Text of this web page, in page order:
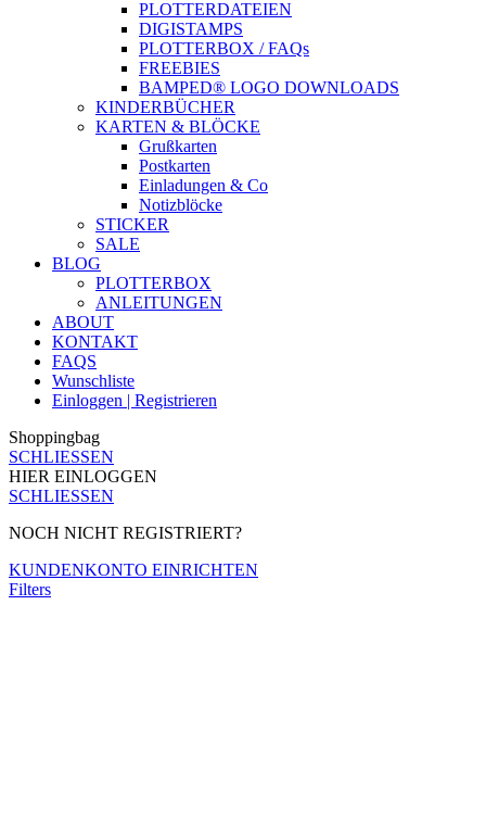
PLOTTERDATEIEN
DIGISTAMPS
PLOTTERBOX / FAQs
FREEBIES
BAMPED® LOGO DOWNLOADS
KINDERBÜCHER
KARTEN & BLÖCKE
Grußkarten
Postkarten
Einladungen & Co
Notizblöcke
STICKER
SALE
BLOG
PLOTTERBOX
ANLEITUNGEN
ABOUT
KONTAKT
FAQS
Wunschliste
Einloggen | Registrieren
Shoppingbag
SCHLIESSEN
HIER EINLOGGEN
SCHLIESSEN
NOCH NICHT REGISTRIERT?
KUNDENKONTO EINRICHTEN
Filters